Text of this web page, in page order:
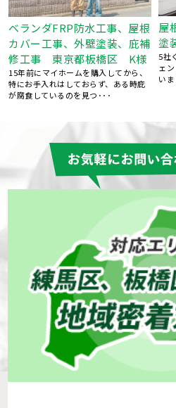
屋根塗装、棟鈑金交換、外壁
塗装 東京都練馬区 N様
5社くらい提案を聞きましたが、エージ
ェントさんが一番丁寧にご対応くださ
いました。 職人さんも･･･
屋
ら
東
台
ー